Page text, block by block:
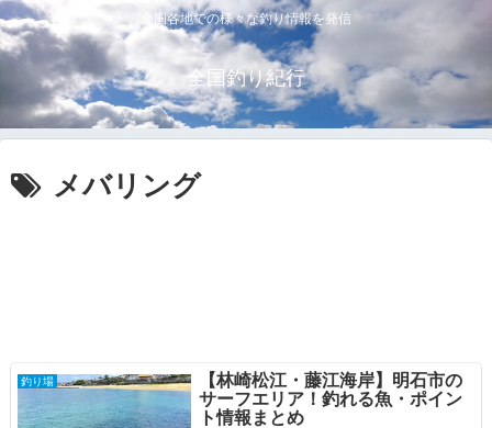
全国各地での様々な釣り情報を発信
全国釣り紀行
メバリング
釣り場
【林崎松江・藤江海岸】明石市の
サーフエリア！釣れる魚・ポイン
ト情報まとめ